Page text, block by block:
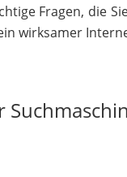
Fragen, die
wirksamer